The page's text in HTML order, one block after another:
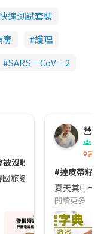
快速測試套裝
毒
護理
SARS－CoV－2
沒收😱出發前切記檢查
國旅遊的民眾，近期要
營養
香港
#連皮帶籽
夏天其中一
閱讀更多